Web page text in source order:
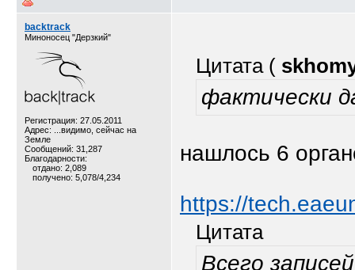
backtrack
Миноносец "Дерзкий"
Регистрация: 27.05.2011
Адрес: ...видимо, сейчас на
Земле
Сообщений: 31,287
Благодарности:
отдано: 2,089
получено: 5,078/4,234
Цитата (
фактически
нашлось 6
https://
Цитата
Всего